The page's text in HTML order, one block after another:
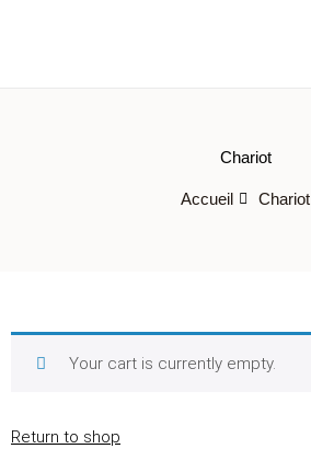
Chariot
Accueil Chariot
Your cart is currently empty.
Return to shop